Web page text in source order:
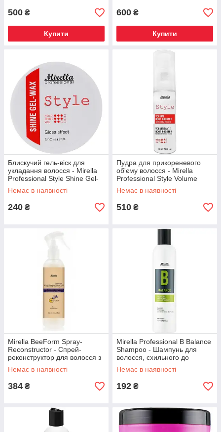
500 ₴
Купити
600 ₴
Купити
Блискучий гель-віск для
укладання волосся - Mirella
Professional Style Shine Gel-
Wax
Немає в наявності
240 ₴
Пудра для прикореневого
об'єму волосся - Mirella
Professional Style Volume
Root Booster
Немає в наявності
510 ₴
Mirella BeeForm Spray-
Reconstructor - Спрей-
реконструктор для волосся з
маточним молочком та
пшеничними протеїнами
Немає в наявності
384 ₴
Mirella Professional B Balance
Shampoo - Шампунь для
волосся, схильного до
жирності, з екстрактом
грейпфрута
Немає в наявності
192 ₴